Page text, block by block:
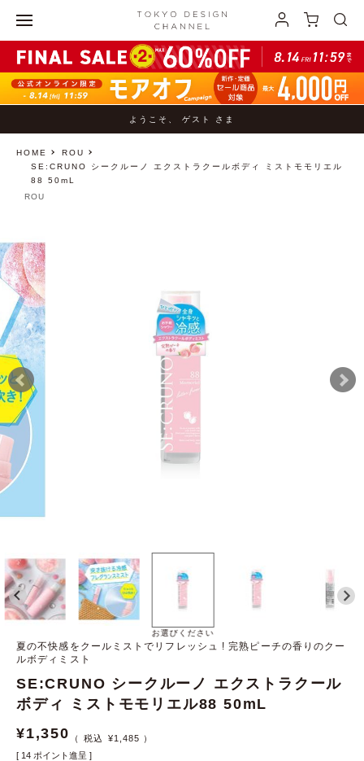
ようこそ、 ゲスト さま
HOME
ROU
SE:CRUNO シークルーノ エクストラクールボディ ミストモモリエル
88 50mL
お選びください
ROU
夏の不快感をクールミストでリフレッシュ ! 完熟ピーチの香りのクー
ルボディミスト
SE:CRUNO シークルーノ エクストラクール
ボディ ミストモモリエル88 50mL
¥1,350 ¥1,485
[ 14 ポイント進呈 ]